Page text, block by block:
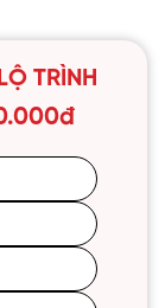
TRÌNH